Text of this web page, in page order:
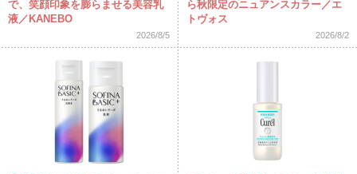
で、笑顔印象を膨らませる美容乳
液／KANEBO
2026/8/5
ら秋限定のニュアンスカラー／エ
トヴォス
2026/8/2